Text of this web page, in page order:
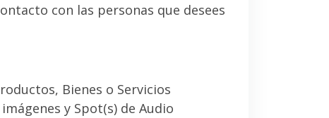
con las personas que desees
Bienes o Servicios
y Spot(s) de Audio